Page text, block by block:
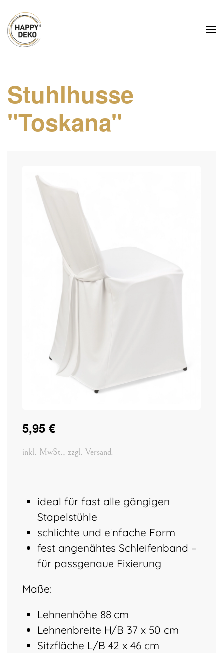
Zum Hauptinhalt springen
Stuhlhusse
"Toskana"
5,95 €
inkl. MwSt., zzgl. Versand.
ideal für fast alle gängigen
Stapelstühle
schlichte und einfache Form
fest angenähtes Schleifenband –
für passgenaue Fixierung
Maße:
Lehnenhöhe 88 cm
Lehnenbreite H/B 37 x 50 cm
Sitzfläche L/B 42 x 46 cm